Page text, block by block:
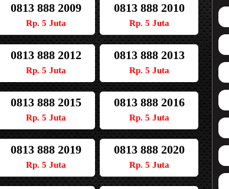
0813 888 2009
Rp. 5 Juta
0813 888 2010
Rp. 5 Juta
0813 888 2012
Rp. 5 Juta
0813 888 2013
Rp. 5 Juta
0813 888 2015
Rp. 5 Juta
0813 888 2016
Rp. 5 Juta
0813 888 2019
Rp. 5 Juta
0813 888 2020
Rp. 5 Juta